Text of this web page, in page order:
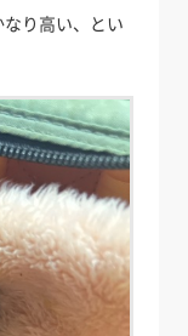
り高い、とい